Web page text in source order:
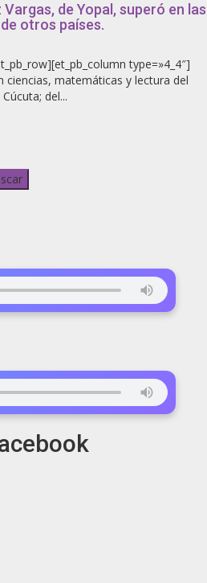
de Yopal, superó en las
otros países.
type=»4_4″]
ciencias, matemáticas y lectura del
del...